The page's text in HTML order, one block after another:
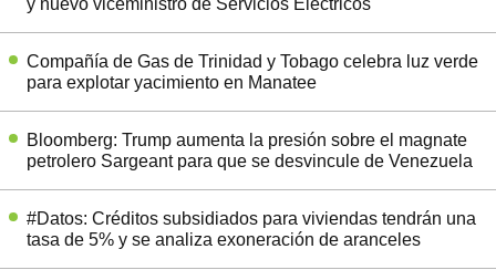
y nuevo viceministro de Servicios Eléctricos
Compañía de Gas de Trinidad y Tobago celebra luz verde
para explotar yacimiento en Manatee
Bloomberg: Trump aumenta la presión sobre el magnate
petrolero Sargeant para que se desvincule de Venezuela
#Datos: Créditos subsidiados para viviendas tendrán una
tasa de 5% y se analiza exoneración de aranceles